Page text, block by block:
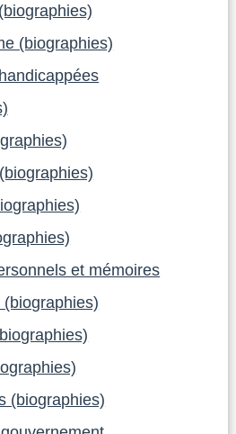
(biographies)
et mémoires
(biographies)